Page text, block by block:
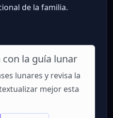
de la familia.
la guía lunar
lunares y revisa la
mejor esta